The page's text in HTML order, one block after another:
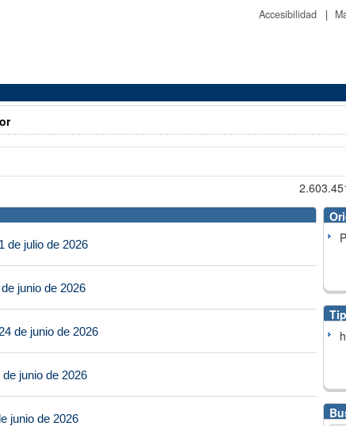
Accesibilidad |
de julio de 2026
junio de 2026
de junio de 2026
junio de 2026
junio de 2026